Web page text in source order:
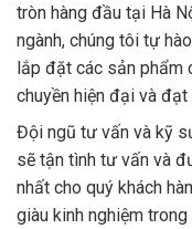
tròn hàng đầu tại Hà
ngành, chúng tôi tự
lắp đặt các sản phẩm
chuyền hiện đại và
Đội ngũ tư vấn và kỹ
sẽ tận tình tư vấn và
nhất cho quý khách
giàu kinh nghiệm